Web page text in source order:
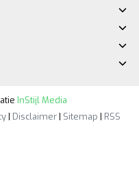
InStijl Media
| Disclaimer| Sitemap | RSS